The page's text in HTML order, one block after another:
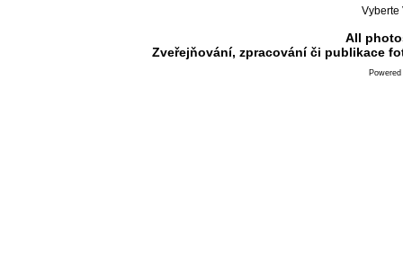
Vyberte
All
Zveřejňování, zpracování či publikace